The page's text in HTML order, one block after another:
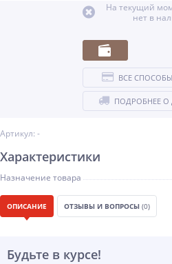
Артикул: -
На текущий
нет в
ВСЕ
ПОДРОБНЕЕ О
Характеристики
Назначение товара
ОПИСАНИЕ ОТЗЫВЫ И ВОПРОСЫ (0)
Будьте в курсе!